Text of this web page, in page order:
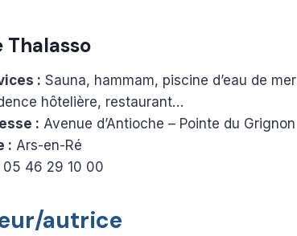
Thalasso
: Sauna, hammam, piscine d’eau de
hôtelière, restaurant…
: Avenue d’Antioche – Pointe du Grignon
: Ars-en-Ré
05 46 29 10 00
autrice